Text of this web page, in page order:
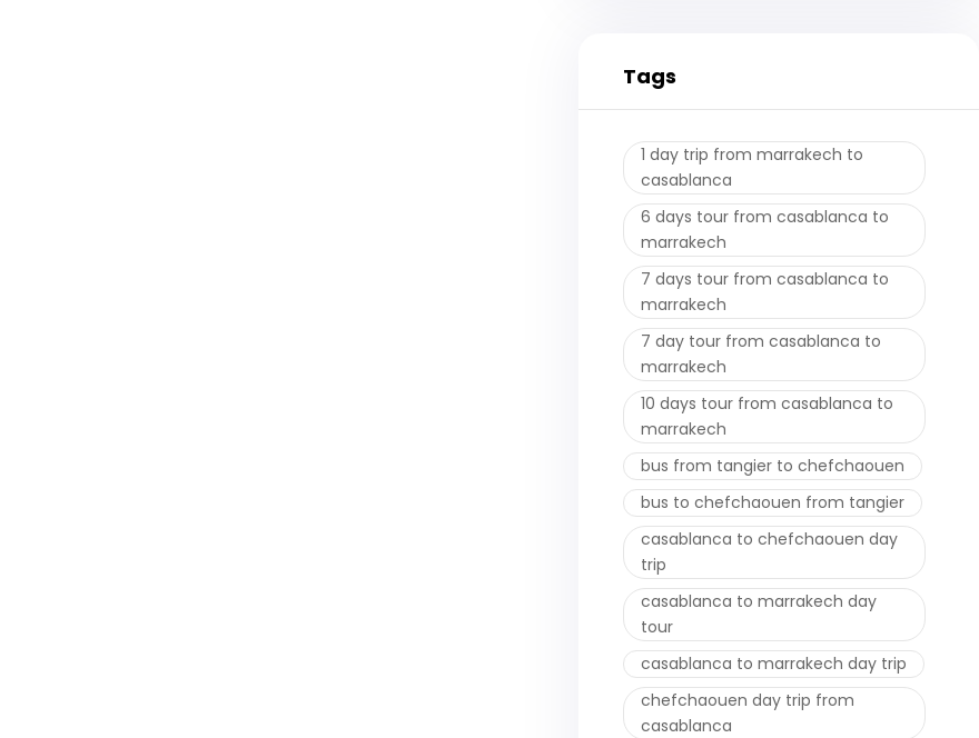
Tags
1 day trip from marrakech to
casablanca
6 days tour from casablanca to
marrakech
7 days tour from casablanca to
marrakech
7 day tour from casablanca to
marrakech
10 days tour from casablanca to
marrakech
bus from tangier to chefchaouen
bus to chefchaouen from tangier
casablanca to chefchaouen day
trip
casablanca to marrakech day
tour
casablanca to marrakech day trip
chefchaouen day trip from
casablanca